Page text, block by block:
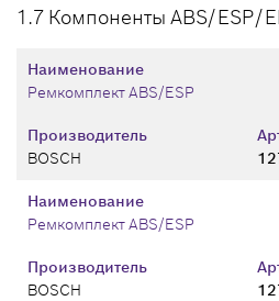
1.7 Компоненты ABS/ESP/
Производитель
BOSCH
Наименование
Ремкомплект ABS/ESP
Производитель
BOSCH
Наименование
Ремкомплект ABS/ESP